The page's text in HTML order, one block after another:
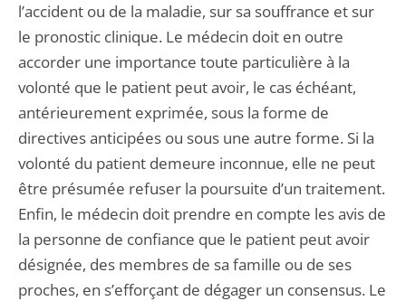
l’accident ou de la maladie, sur sa souffrance et sur
le pronostic clinique. Le médecin doit en outre
accorder une importance toute particulière à la
volonté que le patient peut avoir, le cas échéant,
antérieurement exprimée, sous la forme de
directives anticipées ou sous une autre forme. Si la
volonté du patient demeure inconnue, elle ne peut
être présumée refuser la poursuite d’un traitement.
Enfin, le médecin doit prendre en compte les avis de
la personne de confiance que le patient peut avoir
désignée, des membres de sa famille ou de ses
proches, en s’efforçant de dégager un consensus. Le